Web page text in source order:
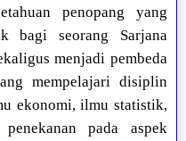
penopang yang
bagi seorang Sarjana
menjadi pembeda
mempelajari disiplin
ekonomi, ilmu statistik,
pada aspek